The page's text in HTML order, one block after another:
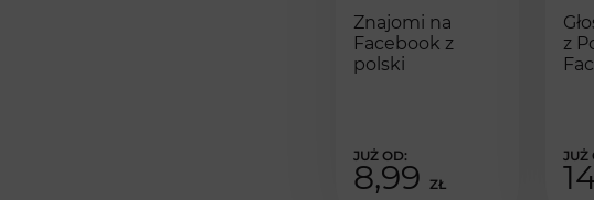
Znajomi na
Facebook z
polski
8,99 ZŁ
z